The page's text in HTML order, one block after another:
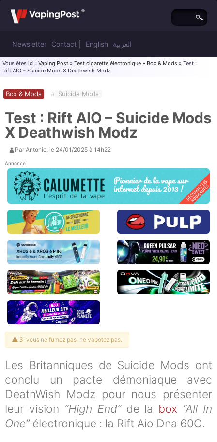
Newsletter Contact English العربية
Vous êtes ici : Vaping Post » Test cigarette électronique » Box & Mods » Test :
Rift AIO – Suicide Mods X Deathwish Modz
Test : Rift AIO – Suicide Mods
X Deathwish Modz
Box & Mods # Suicide Mods
Par Antonio, le 24/01/2025 à 14h22
Annonce
Si vous ne fumez pas, ne vapotez pas.
Les Britanniques de Suicide Mods ont
conclu un pacte démoniaque avec
DeathWish Modz pour nous présenter
leur vision “High End”de la box “All In
One”électronique : la Rift Aio Dna 60C.